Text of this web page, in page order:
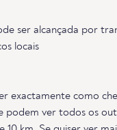
ser alcançada por
locais
exactamente como
podem ver todos os